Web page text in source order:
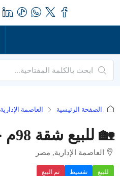
الصفحة الرئيسية العاصمة الإدارية
🏡 للبيع شقة 98م حجز قديم في مدينة نور – استثمر في المستقبل وامتلك منزلك الفاخر الآن!
العاصمة الإدارية, مصر
للبيع تقسيط تم البيع